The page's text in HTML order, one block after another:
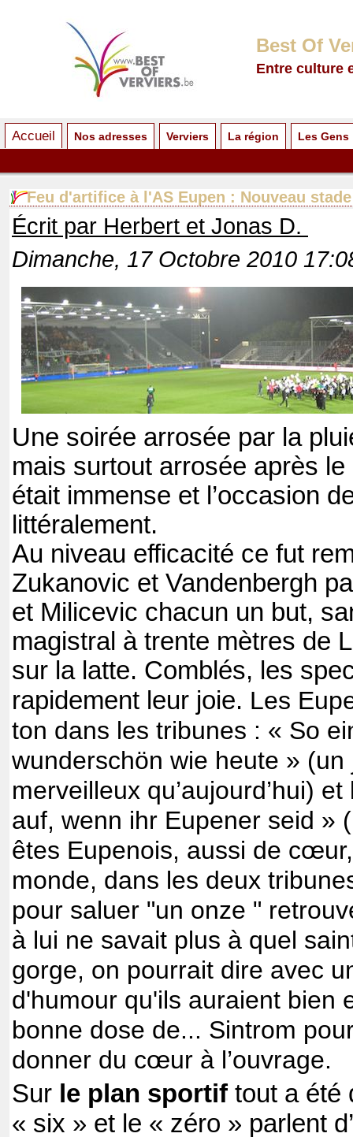
Best Of
Entre culture
Accueil Nos adresses Verviers La région Les Gens
Feu d'artifice à l'AS Eupen : Nouveau
Écrit par Herbert et Jonas D.
Dimanche, 17 Octobre 2010
Une soirée arrosée par la
mais surtout arrosée après
était immense et l’occasion
littéralement.
Au niveau efficacité ce fut
Zukanovic et Vandenbergh
et Milicevic chacun un but,
magistral à trente mètres de
sur la latte. Comblés, les
rapidement leur joie. Les
ton dans les tribunes : « So
wunderschön wie heute » (un
merveilleux qu’aujourd’hui)
auf, wenn ihr Eupener seid »
êtes Eupenois, aussi de
monde, dans les deux
pour saluer "un onze "
à lui ne savait plus à quel
gorge, on pourrait dire avec
d'humour qu'ils auraient bien
bonne dose de... Sintrom
donner du cœur à l’ouvrage.
Sur le plan sportif tout a été
« six » et le « zéro » parlent